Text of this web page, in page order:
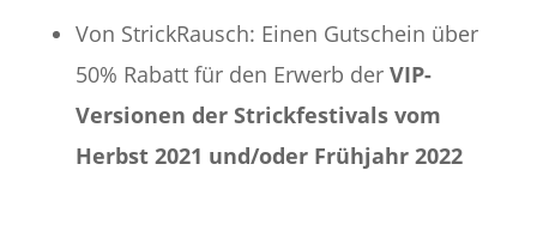
Von StrickRausch: Einen Gutschein über
50% Rabatt für den Erwerb der VIP-
Versionen der Strickfestivals vom
Herbst 2021 und/oder Frühjahr 2022